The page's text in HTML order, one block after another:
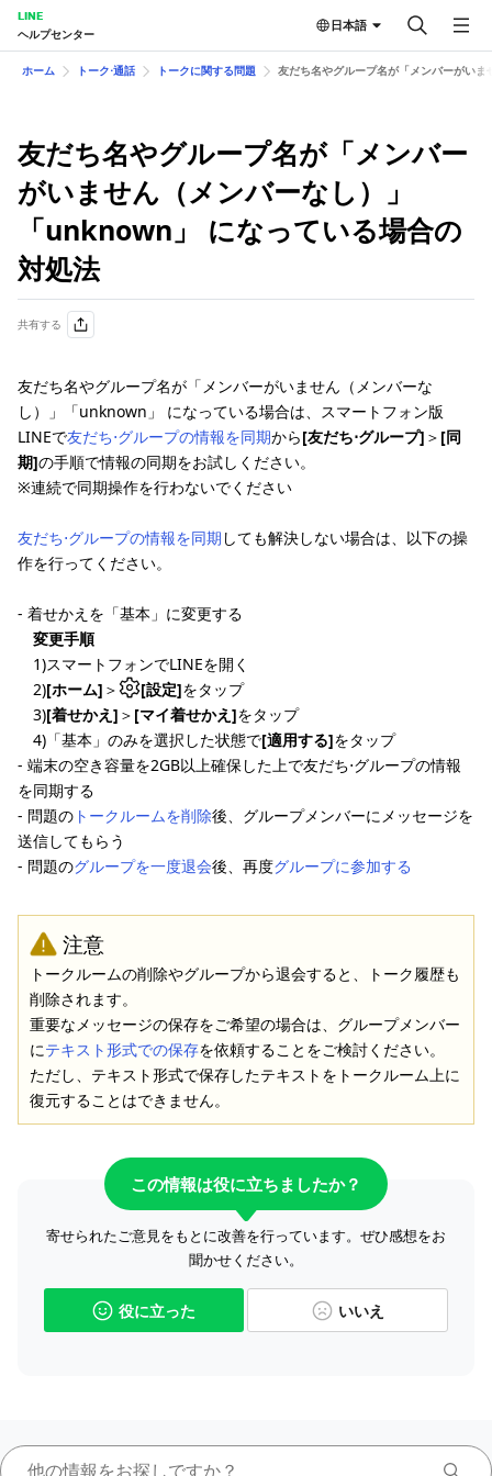
LINE
ヘルプセンター
日本語
ホーム トーク⋅通話 トークに関する問題 友だち名やグループ名が「メンバーがい
友だち名やグループ名が「メンバー
がいません（メンバーなし）」
「unknown」 になっている場合の
対処法
共有する
友だち名やグループ名が「メンバーがいません（メンバーな
し）」「unknown」 になっている場合は、スマートフォン版
LINEで友だち⋅グループの情報を同期から[友だち⋅グループ] ＞ [同
期]の手順で情報の同期をお試しください。
※連続で同期操作を行わないでください
友だち⋅グループの情報を同期 しても解決しない場合は、以下の操
作を行ってください。
- 着せかえを「基本」に変更する
変更手順
1)スマートフォンでLINEを開く
2)[ホーム] ＞ [設定]をタップ
3)[着せかえ] ＞ [マイ着せかえ]をタップ
4)「基本」のみを選択した状態で[適用する]をタップ
- 端末の空き容量を2GB以上確保した上で友だち⋅グループの情報
を同期する
- 問題の トークルームを削除後、グループメンバーにメッセージを
送信してもらう
- 問題のグループを一度退会後、再度グループに参加する
注意
トークルームの削除やグループから退会すると、トーク履歴も
削除されます。
重要なメッセージの保存をご希望の場合は、グループメンバー
にテキスト形式での保存を依頼することをご検討ください。
ただし、テキスト形式で保存したテキストをトークルーム上に
復元することはできません。
この情報は役に立ちましたか？
寄せられたご意見をもとに改善を行っています。ぜひ感想をお
聞かせください。
役に立った いいえ